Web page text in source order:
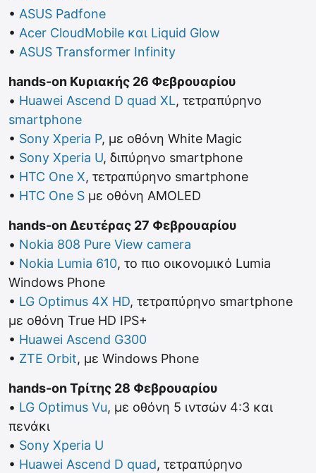
• ASUS Padfone
• Acer CloudMobile και Liquid Glow
• ASUS Transformer Infinity
hands-on Κυριακής 26 Φεβρουαρίου
• Huawei Ascend D quad XL, τετραπύρηνο
smartphone
• Sony Xperia P, με οθόνη White Magic
• Sony Xperia U, διπύρηνο smartphone
• HTC One X, τετραπύρηνο smartphone
• HTC One S με οθόνη AMOLED
hands-on Δευτέρας 27 Φεβρουαρίου
• Nokia 808 Pure View camera
• Nokia Lumia 610, το πιο οικονομικό Lumia
Windows Phone
• LG Optimus 4X HD, τετραπύρηνο smartphone
με οθόνη True HD IPS+
• Huawei Ascend G300
• ZTE Orbit, με Windows Phone
hands-on Τρίτης 28 Φεβρουαρίου
• LG Optimus Vu, με οθόνη 5 ιντσών 4:3 και
πενάκι
• Sony Xperia U
• Huawei Ascend D quad, τετραπύρηνο